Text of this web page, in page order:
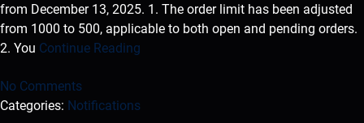
from December 13, 2025. 1. The order limit has been adjusted
from 1000 to 500, applicable to both open and pending orders.
2. You Continue Reading
No Comments
Categories: Notifications